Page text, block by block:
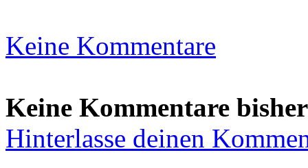
Keine Kommentare
Keine Kommentare bisher
Hinterlasse deinen